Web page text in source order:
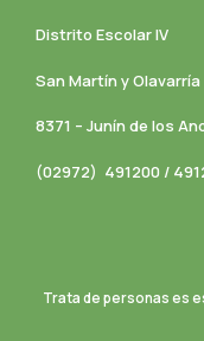
Distrito Escolar IV
San Martín y Olavarría
8371 – Junín de los
(02972) 491200 /
Trata de personas es